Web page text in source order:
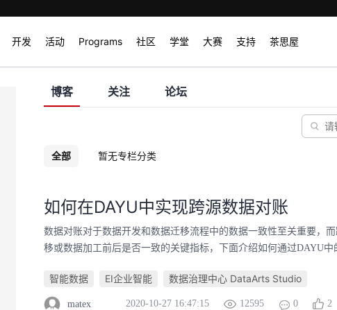
开发 活动 Programs 社区 学堂 大赛 支持 茶思屋
博客 关注 论坛
全部 暂无专栏分类
如何在DAYU中实现跨源数据对账
数据对账对于数据开发和数据迁移流程中的数据一致性至关重要，
移或数据加工前后是否一致的关键指标，下面介绍如何通过DAYU
智能数据 EI企业智能 数据治理中心 DataArts Studio
matex 2020-10-27 16:47:15 12595 0 2